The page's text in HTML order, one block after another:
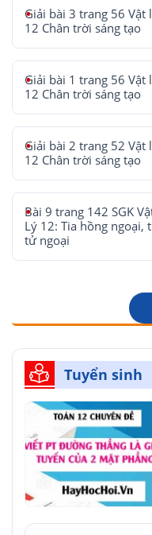
Giải bài 3 trang 56 Vật
12 Chân trời sáng tạo
Giải bài 1 trang 56 Vật
12 Chân trời sáng tạo
Giải bài 2 trang 52 Vật
12 Chân trời sáng tạo
Bài 9 trang 142 SGK
Lý 12: Tia hồng ngoại,
tử ngoại
Tuyển sinh